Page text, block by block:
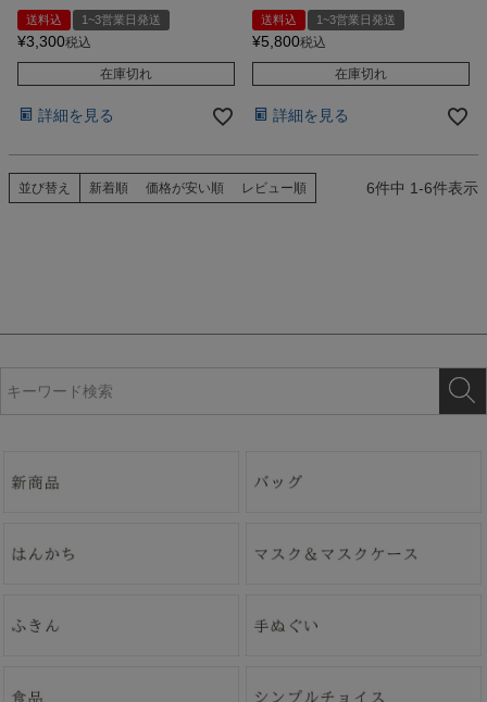
送料込 1~3営業日発送
¥3,300税込
在庫切れ
詳細を見る
送料込 1~3営業日発送
¥5,800税込
在庫切れ
詳細を見る
並び替え 新着順 価格が安い順 レビュー順 6件中 1-6件表示